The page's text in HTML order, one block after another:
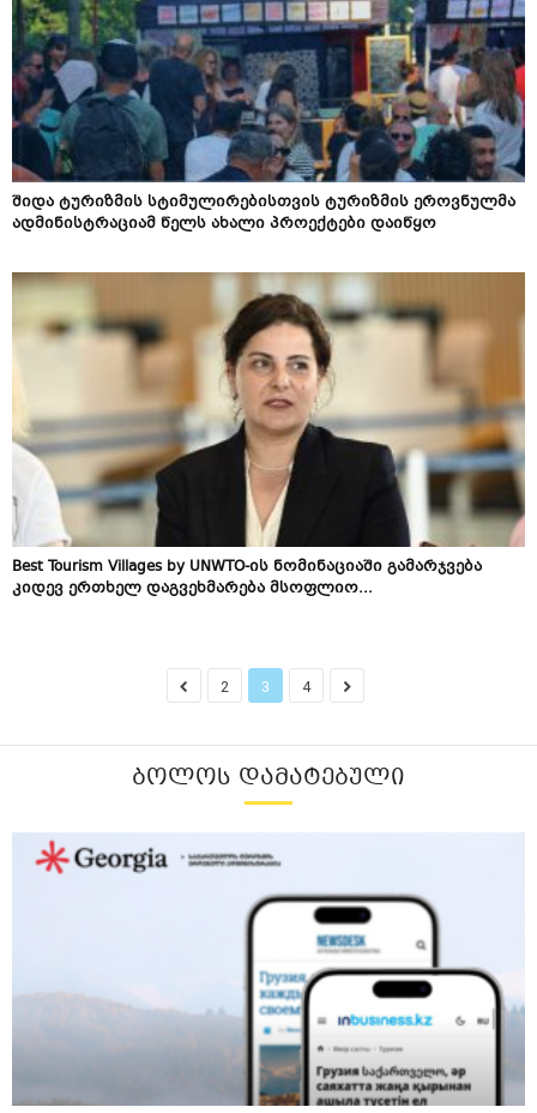
შიდა ტურიზმის სტიმულირებისთვის ტურიზმის ეროვნულმა
ადმინისტრაციამ წელს ახალი პროექტები დაიწყო
Best Tourism Villages by UNWTO-ის ნომინაციაში გამარჯვება
კიდევ ერთხელ დაგვეხმარება მსოფლიო...
2 3 4
ᲑᲝᲚᲝᲡ ᲓᲐᲛᲐᲢᲔᲑᲣᲚᲘ